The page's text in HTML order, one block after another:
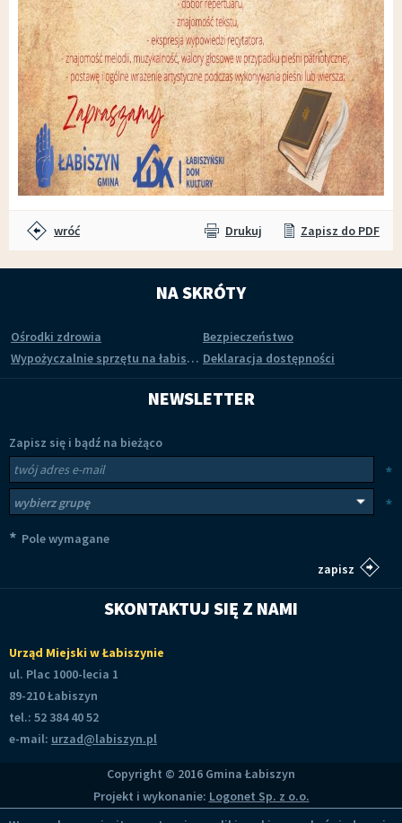
wróć Drukuj Zapisz do PDF
NA SKRÓTY
Ośrodki zdrowia
Bezpieczeństwo
Wypożyczalnie sprzętu na łabiszyńskiej wyspie Deklaracja dostępności
NEWSLETTER
Zapisz się i bądź na bieżąco
Newsletter
*
*
* Pole wymagane
SKONTAKTUJ SIĘ Z NAMI
Urząd Miejski w Łabiszynie
ul. Plac 1000-lecia 1
89-210 Łabiszyn
tel.: 52 384 40 52
e-mail: urzad@labiszyn.pl
Copyright © 2016 Gmina Łabiszyn
Projekt i wykonanie: Logonet Sp. z o.o.